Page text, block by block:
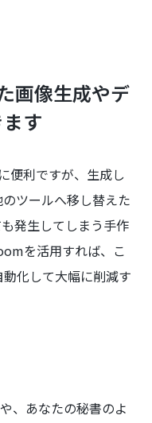
画像生成やデ
す
便利ですが、生成し
ツールへ移し替えた
発生してしまう手作
を活用すれば、こ
化して大幅に削減す
、あなたの秘書のよ